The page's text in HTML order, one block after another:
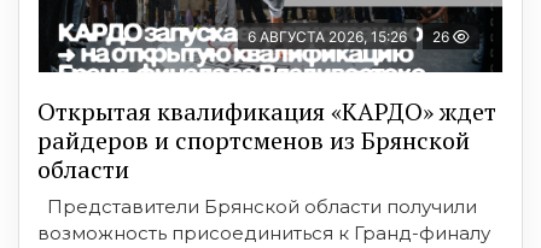
6 АВГУСТА 2026, 15:26 26
Открытая квалификация «КАРДО» ждет
райдеров и спортсменов из Брянской
области
Представители Брянской области получили
возможность присоединиться к Гранд-финалу